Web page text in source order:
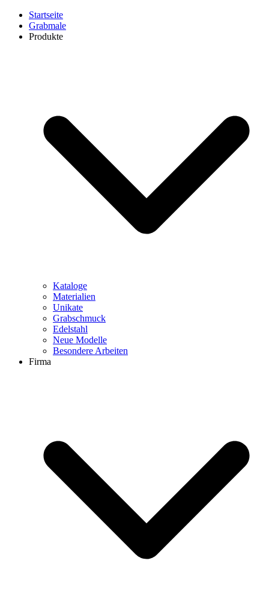
Startseite
Grabmale
Produkte
Kataloge
Materialien
Unikate
Grabschmuck
Edelstahl
Neue Modelle
Besondere Arbeiten
Firma